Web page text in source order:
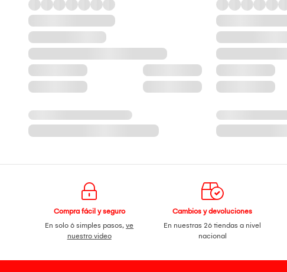
Compra fácil y seguro
En solo 6 simples pasos,ve
nuestro video
Cambios y devoluciones
En nuestras 26 tiendas a nivel
nacional